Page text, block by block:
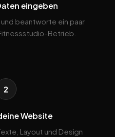
eingeben
beantworte ein paar
Betrieb.
2
Website
Layout und Design